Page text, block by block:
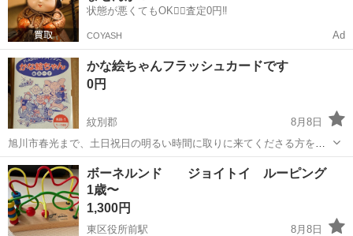
状態が悪くてもOK🙆‍♀️査定0円‼️
COYASH Ad
かな絵ちゃんフラッシュカードです
0円
紋別郡
8月8日
旭川市春光まで、土日祝日の明るい時間に取りに来てくださる方を優
先します。 よろしくおねがいします。
北海道 紋別郡 おもちゃ
ボーネルンド ジョイトイ ルーピング
1歳〜
1,300円
東区役所前駅
8月8日